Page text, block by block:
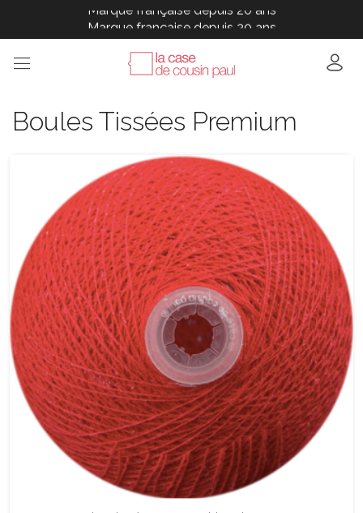
Marque française depuis 20 ans
Marque française depuis 20 ans
Marque française depuis 20 ans
Marque française depuis 20 ans
Boules Tissées Premium